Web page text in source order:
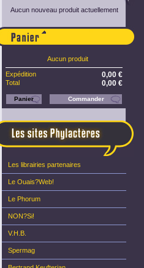
-... Les... Jet d'AEncre
Aucun nouveau produit actuellement
Aucun produit
Expédition 0,00 €
Total 0,00 €
Panier Commander
Les librairies partenaires
Le Ouais?Web!
Le Phorum
NON?Si!
V.H.B.
Spermag